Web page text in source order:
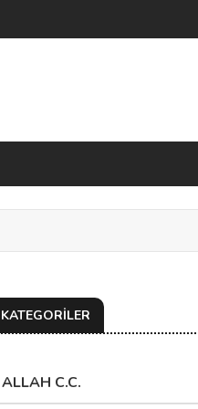
KATEGORİLER
ALLAH C.C.